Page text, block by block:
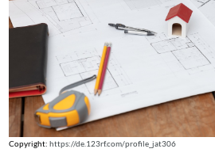
Copyright:https://de.123rf.com/profile_jat306